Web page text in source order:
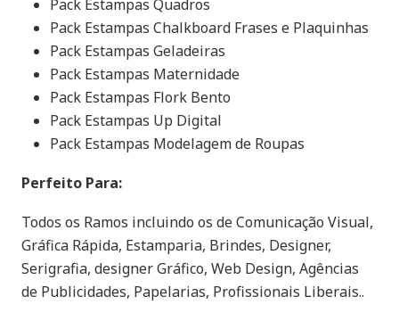
Pack Estampas Quadros
Pack Estampas Chalkboard Frases e Plaquinhas
Pack Estampas Geladeiras
Pack Estampas Maternidade
Pack Estampas Flork Bento
Pack Estampas Up Digital
Pack Estampas Modelagem de Roupas
Perfeito Para:
Todos os Ramos incluindo os de Comunicação Visual,
Gráfica Rápida, Estamparia, Brindes, Designer,
Serigrafia, designer Gráfico, Web Design, Agências
de Publicidades, Papelarias, Profissionais Liberais..